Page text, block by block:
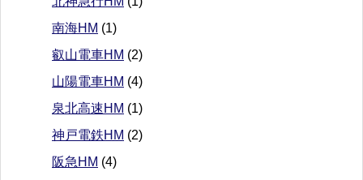
南海HM (1)
叡山電車HM (2)
山陽電車HM (4)
泉北高速HM (1)
神戸電鉄HM (2)
阪急HM (4)